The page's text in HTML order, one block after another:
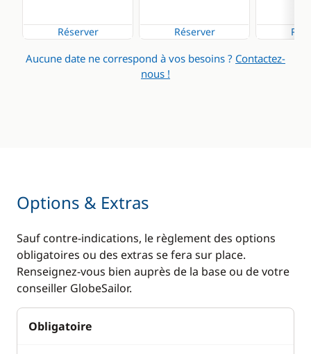
Réserver Réserver
Aucune date ne correspond à vos besoins ? Contactez-
nous !
Options & Extras
Sauf contre-indications, le règlement des options
obligatoires ou des extras se fera sur place.
Renseignez-vous bien auprès de la base ou de votre
conseiller GlobeSailor.
Obligatoire